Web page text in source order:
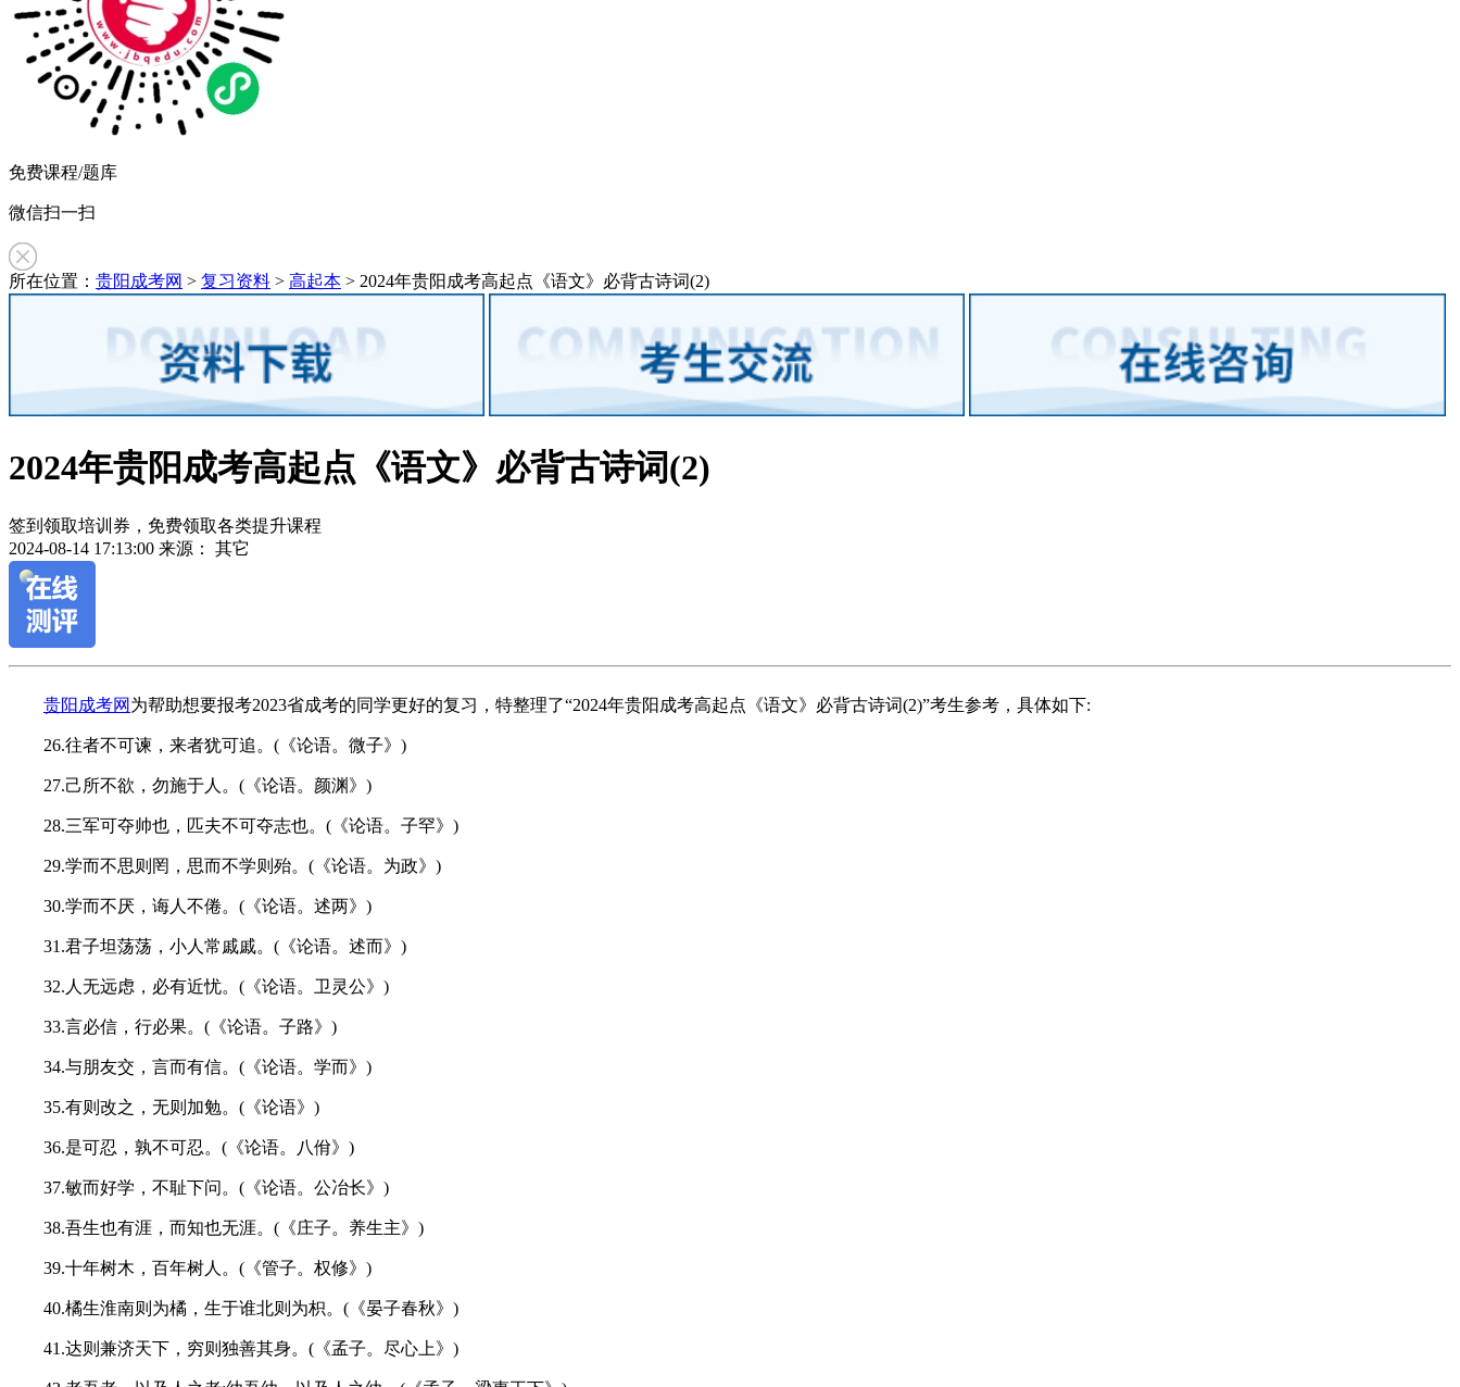
免费课程/题库
微信扫一扫
所在位置： 贵阳成考网 > 复习资料 > 高起本 > 2024年贵阳成考高起点《语文》必背古诗词(2)
2024年贵阳成考高起点《语文》必背古诗词(2)
签到领取培训券，免费领取各类提升课程
2024-08-14 17:13:00 来源： 其它
贵阳成考网 为帮助想要报考2023省成考的同学更好的复习，特整理了“2024年贵阳成考高起点《语文》必背古诗词(2)”考生参考，具体如下:
26.往者不可谏，来者犹可追。(《论语。微子》)
27.己所不欲，勿施于人。(《论语。颜渊》)
28.三军可夺帅也，匹夫不可夺志也。(《论语。子罕》)
29.学而不思则罔，思而不学则殆。(《论语。为政》)
30.学而不厌，诲人不倦。(《论语。述两》)
31.君子坦荡荡，小人常戚戚。(《论语。述而》)
32.人无远虑，必有近忧。(《论语。卫灵公》)
33.言必信，行必果。(《论语。子路》)
34.与朋友交，言而有信。(《论语。学而》)
35.有则改之，无则加勉。(《论语》)
36.是可忍，孰不可忍。(《论语。八佾》)
37.敏而好学，不耻下问。(《论语。公冶长》)
38.吾生也有涯，而知也无涯。(《庄子。养生主》)
39.十年树木，百年树人。(《管子。权修》)
40.橘生淮南则为橘，生于谁北则为枳。(《晏子春秋》)
41.达则兼济天下，穷则独善其身。(《孟子。尽心上》)